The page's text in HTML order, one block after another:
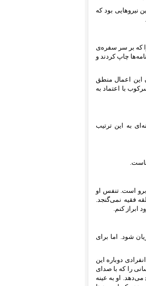
نیروهایی بود که
کار افتاد، سعید سلطانپور را که بر سر سفره‌ی
در روزنامه‌ها چاپ کردند و
سپردند. بدون این اعمال منطق
با اعتماد به
به این ترتیب
است. تنفس او
فقیه نمی‌گنجد.
ابراز کنم.
شود. اما برای
است. حتماً‌ که در سلول انفرادی دوباره این
را که با صدای
رنج می‌دهد. او به عینه